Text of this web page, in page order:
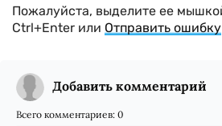
Пожалуйста, выделите ее
Ctrl+Enter или Отправить ошибку
Добавить комментарий
Всего комментариев: 0